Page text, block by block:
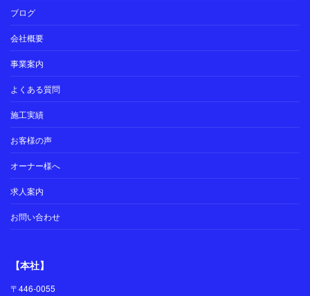
ブログ
会社概要
事業案内
よくある質問
施工実績
お客様の声
オーナー様へ
求人案内
お問い合わせ
【本社】
〒446-0055